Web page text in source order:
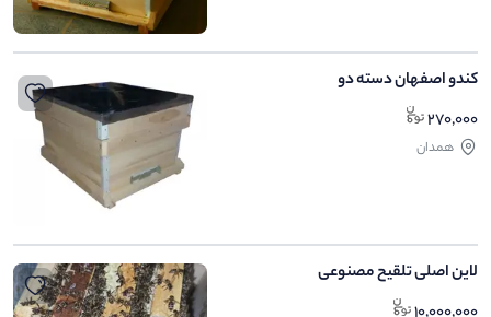
کندو اصفهان دسته دو
270,000
همدان
لاین اصلی تلقیح مصنوعی